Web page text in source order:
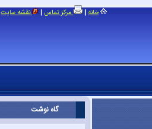
خانه | مرکز تماس | نقشه سایت
گاه نوشت